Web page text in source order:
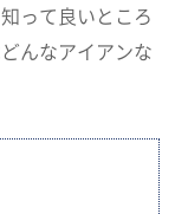
って良いところ
んなアイアンな